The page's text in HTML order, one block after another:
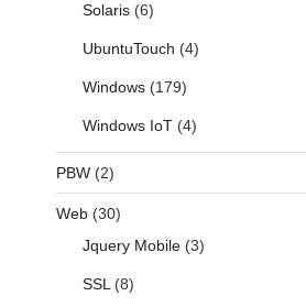
Solaris(6)
UbuntuTouch (4)
Windows(179)
Windows IoT(4)
PBW(2)
Web(30)
Jquery Mobile(3)
SSL(8)